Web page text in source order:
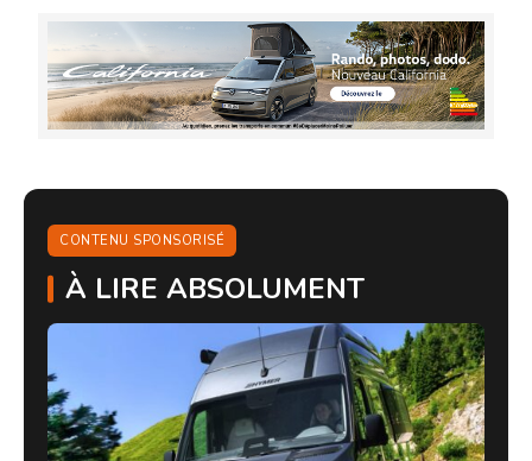
CONTENU SPONSORISÉ
À LIRE ABSOLUMENT